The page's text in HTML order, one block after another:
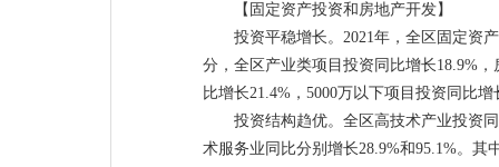
【固定资产投资和房地产开发】
投资平稳增长。2021年，全区固定资
分，全区产业类项目投资同比增长18.9%
比增长21.4%，5000万以下项目投资同比增
投资结构趋优。全区高技术产业投资
术服务业同比分别增长28.9%和95.1%。